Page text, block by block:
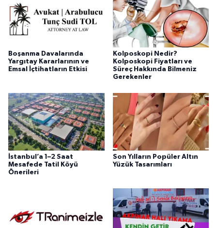
Boşanma Davalarında
Yargıtay Kararlarının ve
Emsal İçtihatların Etkisi
Kolposkopi Nedir?
Kolposkopi Fiyatları ve
Süreç Hakkında Bilmeniz
Gerekenler
İstanbul’a 1–2 Saat
Mesafede Tatil Köyü
Önerileri
Son Yılların Popüler Altın
Yüzük Tasarımları